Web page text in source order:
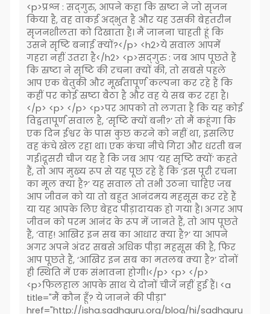
<p>प्रश्न : सद्‌गुरु, आपने कहा कि स्रष्टा ने जो सृजन
किया है, वह वाकई अद्भुत है और यह उसकी बेहतरीन
सृजनशीलता को दिखाता है। मैं जानना चाहती हूं कि
उसने सृष्टि बनाई क्यों?</p> <h2>ये सवाल आपमें
गहरा नहीं उतरा है</h2> <p>सद्‌गुरु : जब आप पूछते हैं
कि स्रष्टा ने सृष्टि की रचना क्यों की, तो सबसे पहले
आप एक बेतुकी और मूर्खतापूर्ण कल्पना कर रहे हैं कि
कहीं पर कोई स्रष्टा बैठा है और वह ये सब कर रहा है।
</p> <p> </p> <p>पर आपको तो लगता है कि यह कोई
विद्वतापूर्ण सवाल है, ‘सृष्टि क्यों बनी?’ तो मैं कहूंगा कि
एक दिन ईश्वर के पास कुछ करने को नहीं था, इसलिए
वह कंचे खेल रहा था। एक कंचा नीचे गिरा और धरती बन
गई।दूसरी चीज यह है कि जब आप ‘यह सृष्टि क्यों’ कहते
हैं, तो आप मुख्य रूप से यह पूछ रहे हैं कि ‘इस पूरी रचना
का मूल क्या है?’ यह सवाल तो तभी उठना चाहिए जब
आप जीवन को या तो बहुत आनंदमय महसूस कर रहे हैं
या यह आपके लिए बेहद पीड़ादायक हो गया है। अगर आप
जीवन को परम आनंद के रूप में जानते हैं, तो आप पूछते
हैं, ‘वाह! आखिर इन सब का आधार क्या है?’ या आपने
अगर अपने अंदर सबसे अधिक पीड़ा महसूस की है, फिर
आप पूछते हैं, ‘आखिर इन सब का मतलब क्या है?’ दोनों
ही स्थिति में एक संभावना होगी।</p> <p> </p>
<p>फिलहाल आपके साथ ये दोनों चीजें नहीं हुई हैं। <a
title="मैं कौन हूँ? ये जानने की पीड़ा"
href="http://isha.sadhguru.org/blog/hi/sadhguru